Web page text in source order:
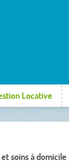
Locative
soins à domicile